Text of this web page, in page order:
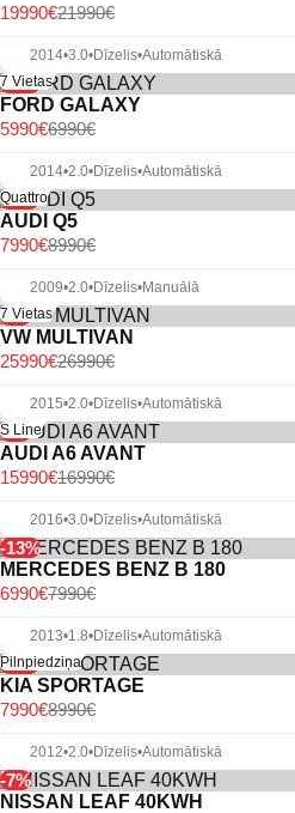
21990€
19990€
2014•3.0•Dīzelis•Automātiskā
-14%
7 Vietas
FORD GALAXY
6990€
5990€
2014•2.0•Dīzelis•Automātiskā
-11%
Quattro
AUDI Q5
8990€
7990€
2009•2.0•Dīzelis•Manuālā
-4%
7 Vietas
VW MULTIVAN
26990€
25990€
2015•2.0•Dīzelis•Automātiskā
-6%
S Line
AUDI A6 AVANT
16990€
15990€
2016•3.0•Dīzelis•Automātiskā
-13%
MERCEDES BENZ B 180
7990€
6990€
2013•1.8•Dīzelis•Automātiskā
-11%
Pilnpiedziņa
KIA SPORTAGE
8990€
7990€
2012•2.0•Dīzelis•Automātiskā
-7%
NISSAN LEAF 40KWH